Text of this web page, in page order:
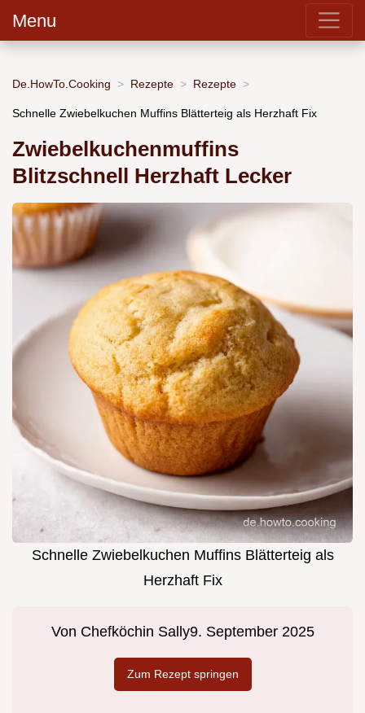
Menu
De.HowTo.Cooking Rezepte Rezepte
Schnelle Zwiebelkuchen Muffins Blätterteig als Herzhaft Fix
Zwiebelkuchenmuffins
Blitzschnell Herzhaft Lecker
Schnelle Zwiebelkuchen Muffins Blätterteig als
Herzhaft Fix
Von Chefköchin Sally9. September 2025
Zum Rezept springen